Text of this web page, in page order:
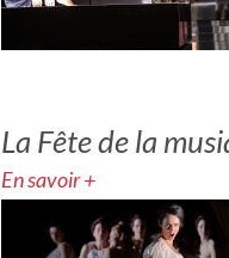
La Fête de la
En savoir +